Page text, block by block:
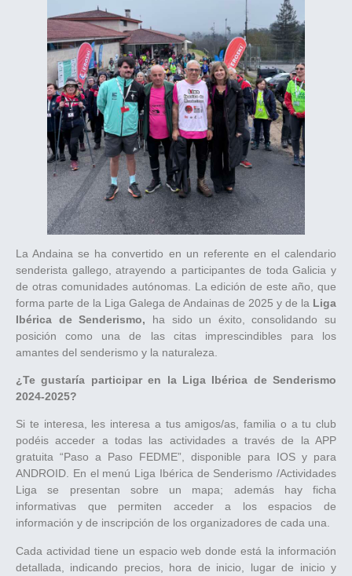
La Andaina se ha convertido en un referente en el calendario
senderista gallego, atrayendo a participantes de toda Galicia y
de otras comunidades autónomas. La edición de este año, que
forma parte de la Liga Galega de Andainas de 2025 y de la Liga
Ibérica de Senderismo, ha sido un éxito, consolidando su
posición como una de las citas imprescindibles para los
amantes del senderismo y la naturaleza.
¿Te gustaría participar en la Liga Ibérica de Senderismo
2024-2025?
Si te interesa, les interesa a tus amigos/as, familia o a tu club
podéis acceder a todas las actividades a través de la APP
gratuita “Paso a Paso FEDME”, disponible para IOS y para
ANDROID. En el menú Liga Ibérica de Senderismo /Actividades
Liga se presentan sobre un mapa; además hay ficha
informativas que permiten acceder a los espacios de
información y de inscripción de los organizadores de cada una.
Cada actividad tiene un espacio web donde está la información
detallada, indicando precios, hora de inicio, lugar de inicio y